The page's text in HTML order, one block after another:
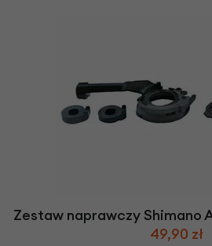
Zestaw naprawczy Shimano
49,90 zł